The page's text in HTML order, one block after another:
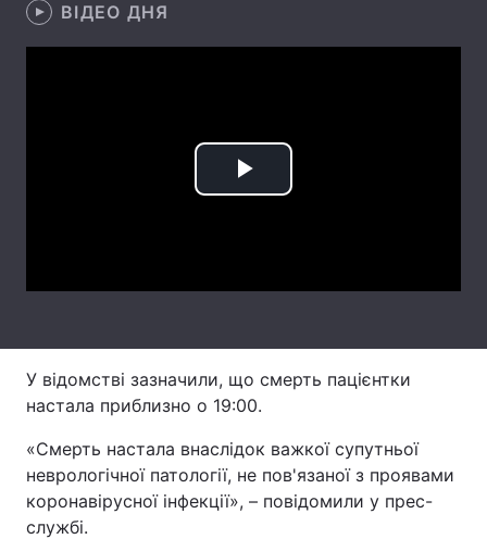
Лонгріди
Вакансії
Тема оформлення
ВІДЕО ДНЯ
Play
У відомстві зазначили, що смерть пацієнтки
настала приблизно о 19:00.
«Смерть настала внаслідок важкої супутньої
неврологічної патології, не пов'язаної з проявами
коронавірусної інфекції», – повідомили у прес-
службі.